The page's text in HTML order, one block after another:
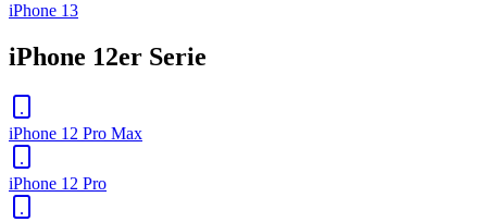
iPhone 13
iPhone 12er Serie
iPhone 12 Pro Max
iPhone 12 Pro